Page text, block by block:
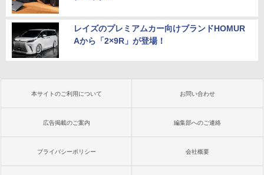
レイズのプレミアムカー向けブランドHOMUR
Aから「2×9R」が登場！
本サイトのご利用について お問い合わせ
広告掲載のご案内 編集部へのご連絡
プライバシーポリシー 会社概要